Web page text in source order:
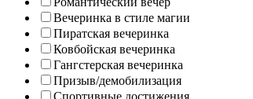
Вечеринка в стиле магии
Пиратская вечеринка
Ковбойская вечеринка
Гангстерская вечеринка
Призыв/демобилизация